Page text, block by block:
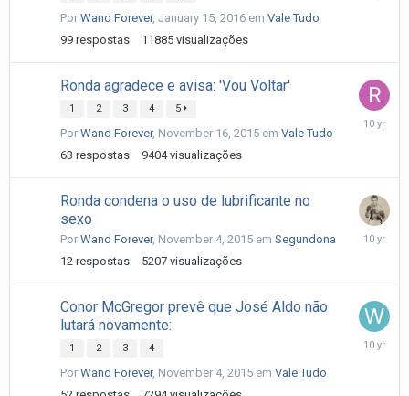
Por Wand Forever, January 15, 2016 em Vale Tudo
99 respostas 11885 visualizações
Ronda agradece e avisa: 'Vou Voltar'
1 2 3 4 5
Por Wand Forever, November 16, 2015 em Vale Tudo
63 respostas 9404 visualizações
Ronda condena o uso de lubrificante no
sexo
Por Wand Forever, November 4, 2015 em Segundona
12 respostas 5207 visualizações
Conor McGregor prevê que José Aldo não
lutará novamente:
1 2 3 4
Por Wand Forever, November 4, 2015 em Vale Tudo